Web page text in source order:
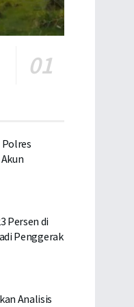
Persen di
Penggerak
Analisis